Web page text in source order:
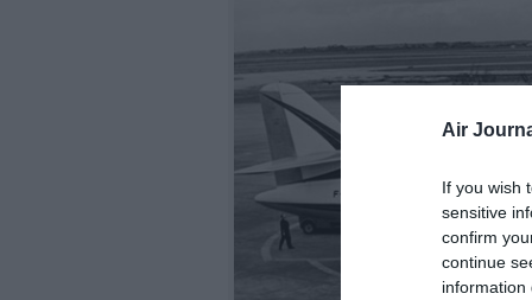
Air
If you wish
sensitive
confirm
continue
information